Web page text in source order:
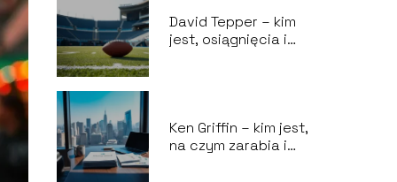
David Tepper – kim
jest, osiągnięcia i
Ken Griffin – kim jest,
na czym zarabia i